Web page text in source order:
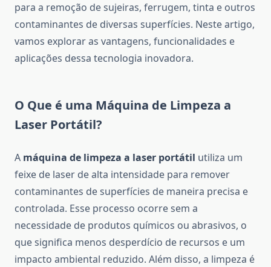
para a remoção de sujeiras, ferrugem, tinta e outros
contaminantes de diversas superfícies. Neste artigo,
vamos explorar as vantagens, funcionalidades e
aplicações dessa tecnologia inovadora.
O Que é uma Máquina de Limpeza a
Laser Portátil?
A máquina de limpeza a laser portátil utiliza um
feixe de laser de alta intensidade para remover
contaminantes de superfícies de maneira precisa e
controlada. Esse processo ocorre sem a
necessidade de produtos químicos ou abrasivos, o
que significa menos desperdício de recursos e um
impacto ambiental reduzido. Além disso, a limpeza é